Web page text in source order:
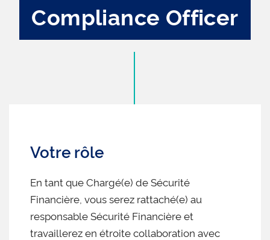
Compliance Officer
Votre rôle
En tant que Chargé(e) de Sécurité
Financière, vous serez rattaché(e) au
responsable Sécurité Financière et
travaillerez en étroite collaboration avec